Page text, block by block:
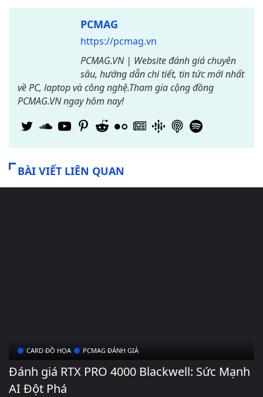
PCMAG
https://pcmag.vn
PCMAG.VN | Website đánh giá chuyên
sâu, hướng dẫn chi tiết, tin tức mới nhất
về PC, laptop và công nghệ.Tham gia cộng đồng
PCMAG.VN ngay hôm nay!
BÀI VIẾT LIÊN QUAN
CARD ĐỒ HỌA PCMAG ĐÁNH GIÁ
Đánh giá RTX PRO 4000 Blackwell: Sức Mạnh
AI Đột Phá